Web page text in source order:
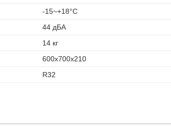
-15~+18°С
44 дБА
14 кг
600х700х210
R32